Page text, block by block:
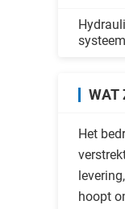
WAT
Het
hoopt